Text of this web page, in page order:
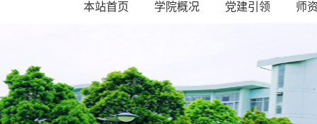
本站首页 学院概况 党建引领 师